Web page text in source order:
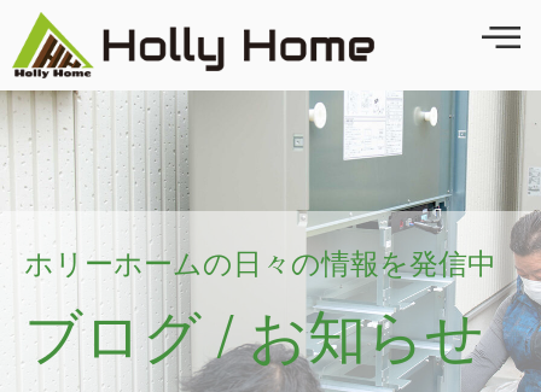
ホリーホームの日々の情報を発信中
ブログ / お知らせ